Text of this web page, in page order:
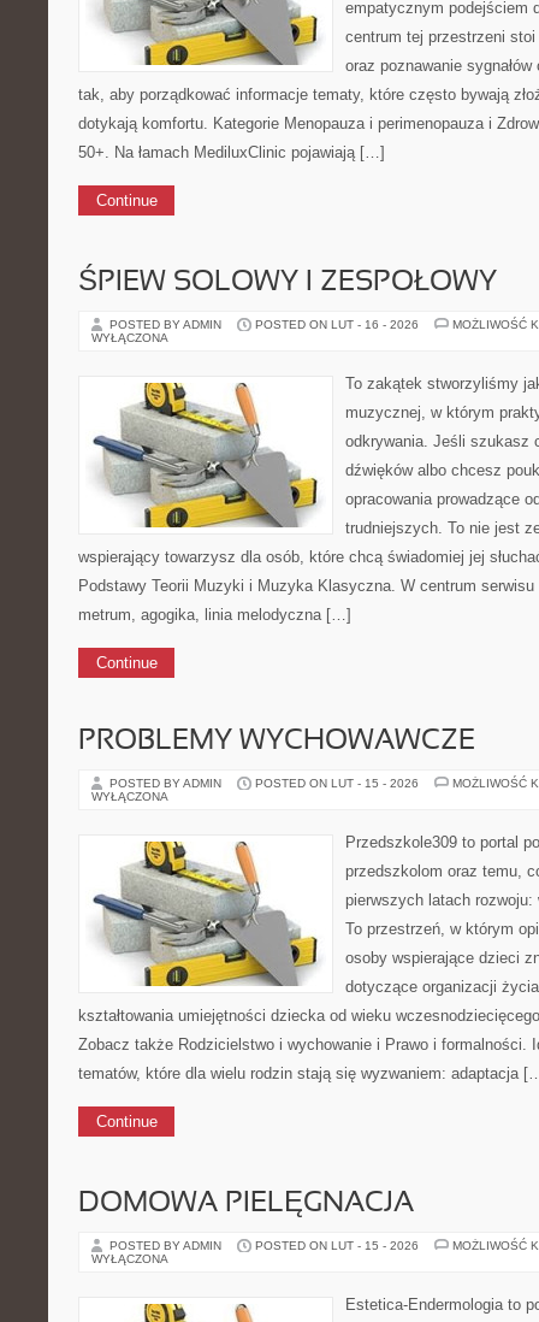
empatycznym podejściem
centrum tej przestrzeni
oraz poznawanie
tak, aby porządkować informacje tematy, które często bywają
dotykają komfortu. Kategorie Menopauza i perimenopauza i
50+. Na łamach MediluxClinic pojawiają […]
Continue
ŚPIEW SOLOWY I ZESPOŁOWY
POSTED BY ADMIN POSTED ON LUT - 16 - 2026
MOŻLIWOŚĆ
WYŁĄCZONA
To zakątek stworzyliśmy
muzycznej, w którym
odkrywania. Jeśli szukasz
dźwięków albo chcesz
opracowania prowadzące
trudniejszych. To nie jest
wspierający towarzysz dla osób, które chcą świadomiej jej
Podstawy Teorii Muzyki i Muzyka Klasyczna. W centrum
metrum, agogika, linia melodyczna […]
Continue
PROBLEMY WYCHOWAWCZE
POSTED BY ADMIN POSTED ON LUT - 15 - 2026
MOŻLIWOŚĆ
WYŁĄCZONA
Przedszkole309 to portal
przedszkolom oraz temu,
pierwszych latach
To przestrzeń, w którym
osoby wspierające dzieci
dotyczące organizacji
kształtowania umiejętności dziecka od wieku
Zobacz także Rodzicielstwo i wychowanie i Prawo i formalności.
tematów, które dla wielu rodzin stają się wyzwaniem: adaptacja
Continue
DOMOWA PIELĘGNACJA
POSTED BY ADMIN POSTED ON LUT - 15 - 2026
MOŻLIWOŚĆ
WYŁĄCZONA
Estetica-Endermologia to